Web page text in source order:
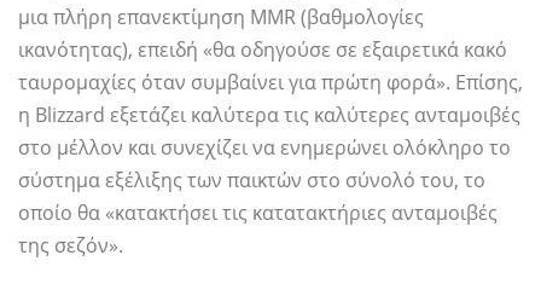
μια πλήρη επανεκτίμηση MMR (βαθμολογίες
ικανότητας), επειδή «θα οδηγούσε σε εξαιρετικά κακό
ταυρομαχίες όταν συμβαίνει για πρώτη φορά». Επίσης,
η Blizzard εξετάζει καλύτερα τις καλύτερες ανταμοιβές
στο μέλλον και συνεχίζει να ενημερώνει ολόκληρο το
σύστημα εξέλιξης των παικτών στο σύνολό του, το
οποίο θα «κατακτήσει τις κατατακτήριες ανταμοιβές
της σεζόν».